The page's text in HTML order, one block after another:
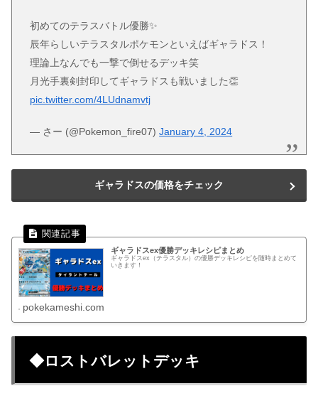
初めてのテラスバトル優勝✨
辰年らしいテラスタルポケモンといえばギャラドス！
理論上なんでも一撃で倒せるデッキ笑
月光手裏剣封印してギャラドスも戦いました👏
pic.twitter.com/4LUdnamvtj
— さー (@Pokemon_fire07)January 4, 2024
ギャラドスの価格をチェック
ギャラドスex優勝デッキレシピまとめ
ギャラドスex（テラスタル）の優勝デッキレシピを随時まとめて
いきます！
pokekameshi.com
◆ロストバレットデッキ